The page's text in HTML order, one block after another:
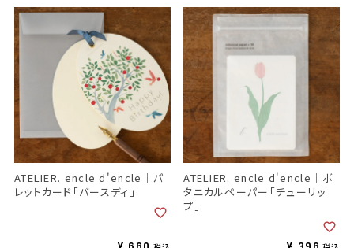
ATELIER. encle d'encle｜パ
レットカード「バースディ」
ATELIER. encle d'encle｜ボ
タニカルペーパー「チューリッ
プ」